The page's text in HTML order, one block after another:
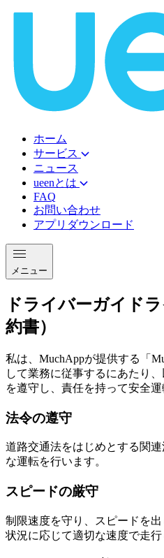
ホーム
サービス
ニュース
ueenとは
FAQ
お問い合わせ
アプリダウンロード
メニュー
ドライバーガイド
約書）
私は、MuchAppが提供する「
して業務に従事するにあたり
を遵守し、責任を持って安全
法令の遵守
道路交通法をはじめとする関
な運転を行います。
スピードの厳守
制限速度を守り、スピードを
状況に応じて適切な速度で走